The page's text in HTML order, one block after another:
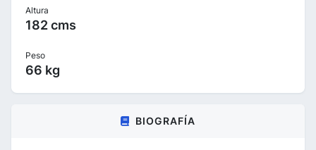
Altura
182 cms
Peso
66 kg
BIOGRAFÍA